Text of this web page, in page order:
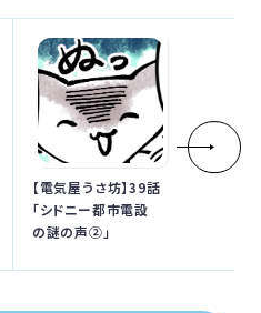
【電気屋うさ坊】39話
「シドニー都市電設
の謎の声②」